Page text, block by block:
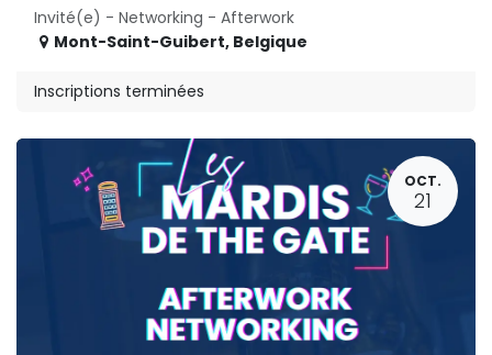
Invité(e) - Networking - Afterwork
Mont-Saint-Guibert, Belgique
Inscriptions terminées
OCT.
21